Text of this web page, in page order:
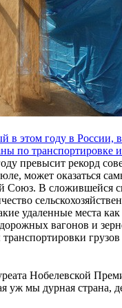
этом году в России,
по транспортировке
превысит рекорд
может оказаться
Союз. В сложившейся
удаленные места
вагонов и
Нобелевской
уж мы дурная страна,